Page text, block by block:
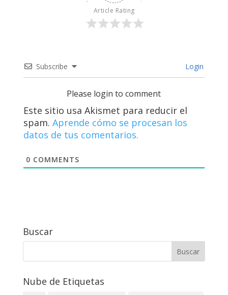
Article Rating
Subscribe Login
Please login to comment
Este sitio usa Akismet para reducir el
spam. Aprende cómo se procesan los
datos de tus comentarios.
0 COMMENTS
Buscar
Nube de Etiquetas